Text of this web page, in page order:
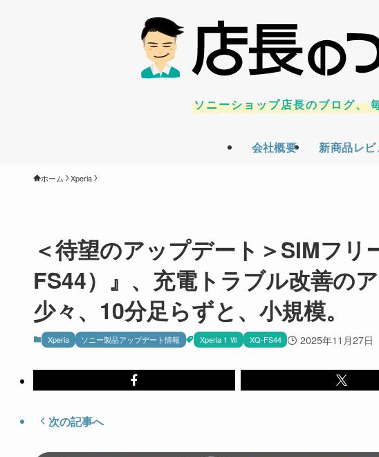
会社概要 新商品レ
ソニーショップ店長のブログ、
ホーム Xperia
＜待望のアップデート＞SIMフ
FS44）』、充電トラブル改善の
少々、10分足らずと、小規模。
Xperia ソニー製品アップデート情報 Xperia 1 Ⅶ XQ-FS44 2025年11月27日
次の記事へ